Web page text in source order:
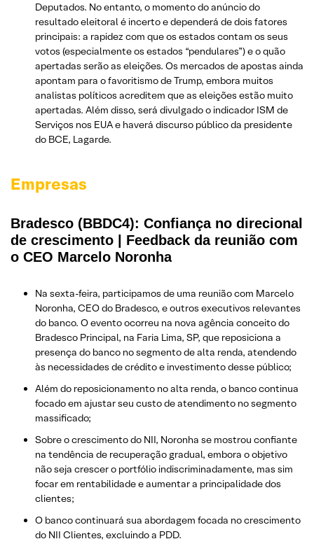
Deputados. No entanto, o momento do anúncio do
resultado eleitoral é incerto e dependerá de dois fatores
principais: a rapidez com que os estados contam os seus
votos (especialmente os estados “pendulares”) e o quão
apertadas serão as eleições. Os mercados de apostas ainda
apontam para o favoritismo de Trump, embora muitos
analistas políticos acreditem que as eleições estão muito
apertadas. Além disso, será divulgado o indicador ISM de
Serviços nos EUA e haverá discurso público da presidente
do BCE, Lagarde.
Empresas
Bradesco (BBDC4): Confiança no direcional
de crescimento | Feedback da reunião com
o CEO Marcelo Noronha
Na sexta-feira, participamos de uma reunião com Marcelo
Noronha, CEO do Bradesco, e outros executivos relevantes
do banco. O evento ocorreu na nova agência conceito do
Bradesco Principal, na Faria Lima, SP, que reposiciona a
presença do banco no segmento de alta renda, atendendo
às necessidades de crédito e investimento desse público;
Além do reposicionamento no alta renda, o banco continua
focado em ajustar seu custo de atendimento no segmento
massificado;
Sobre o crescimento do NII, Noronha se mostrou confiante
na tendência de recuperação gradual, embora o objetivo
não seja crescer o portfólio indiscriminadamente, mas sim
focar em rentabilidade e aumentar a principalidade dos
clientes;
O banco continuará sua abordagem focada no crescimento
do NII Clientes, excluindo a PDD.